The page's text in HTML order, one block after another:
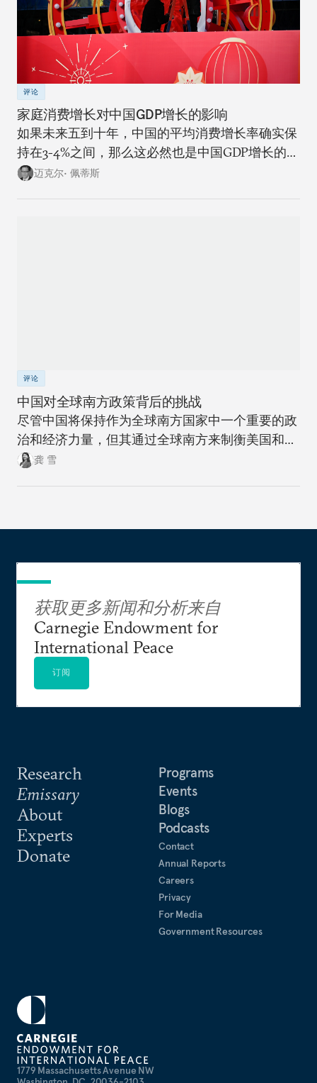
评论
家庭消费增长对中国GDP增长的影响
如果未来五到十年，中国的平均消费增长率确实保
持在3-4%之间，那么这必然也是中国GDP增长的上
限。迈克尔• 佩蒂斯
评论
中国对全球南方政策背后的挑战
尽管中国将保持作为全球南方国家中一个重要的政
治和经济力量，但其通过全球南方来制衡美国和全
球北方的雄心计划远非十拿九稳。
龚 雪
1779 Massachusetts Avenue NW
Research
Emissary
About
Experts
Donate
Programs
Events
Blogs
Podcasts
Contact
Annual Reports
Careers
Privacy
For Media
Government Resources
获取更多新闻和分析来自
Carnegie Endowment for
International Peace
订阅